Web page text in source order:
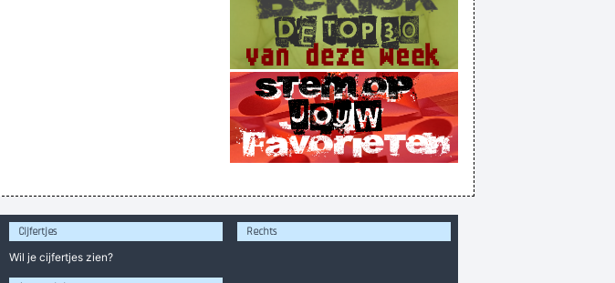
Cijfertjes
Wil je cijfertjes zien?
Rechts